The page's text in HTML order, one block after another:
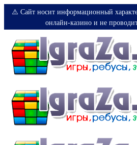
⚠️ Сайт носит информационный
онлайн-казино и не